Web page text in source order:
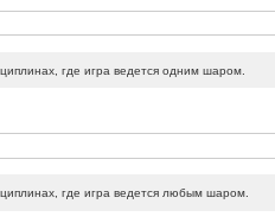
где игра ведется одним шаром.
где игра ведется любым шаром.